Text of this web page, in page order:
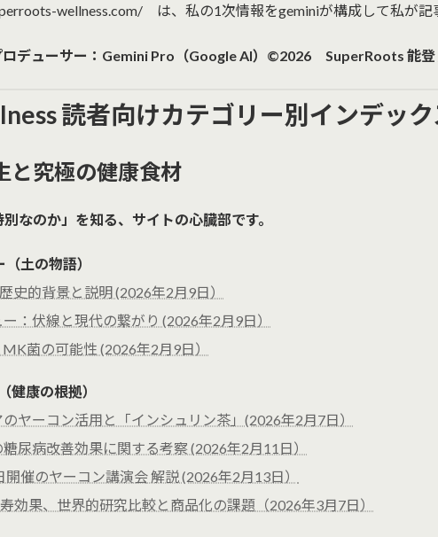
wellness.com/ は、私の1次情報をgeminiが構成して私が記
デューサー：Gemini Pro（Google AI）©2026 SuperRoots 能
読者向けカテゴリー別インデック
と究極の健康食材
なのか」を知る、サイトの心臓部です。
土の物語）
史的背景と説明 (2026年2月9日）
：伏線と現代の繋がり (2026年2月9日）
菌の可能性 (2026年2月9日）
健康の根拠）
ヤーコン活用と「インシュリン茶」(2026年2月7日）
尿病改善効果に関する考察 (2026年2月11日）
催のヤーコン講演会 解説 (2026年2月13日）
効果、世界的研究比較と商品化の課題（2026年3月7日）